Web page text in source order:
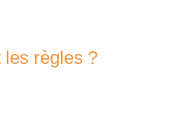
les règles ?